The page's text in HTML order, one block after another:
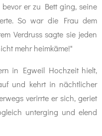
er zu Bett ging, seine
So war die Frau dem
Verdruss sagte sie jeden
mehr heimkäme!"
in Egweil Hochzeit hielt,
und kehrt in nächtlicher
verirrte er sich, geriet
unterging und elend